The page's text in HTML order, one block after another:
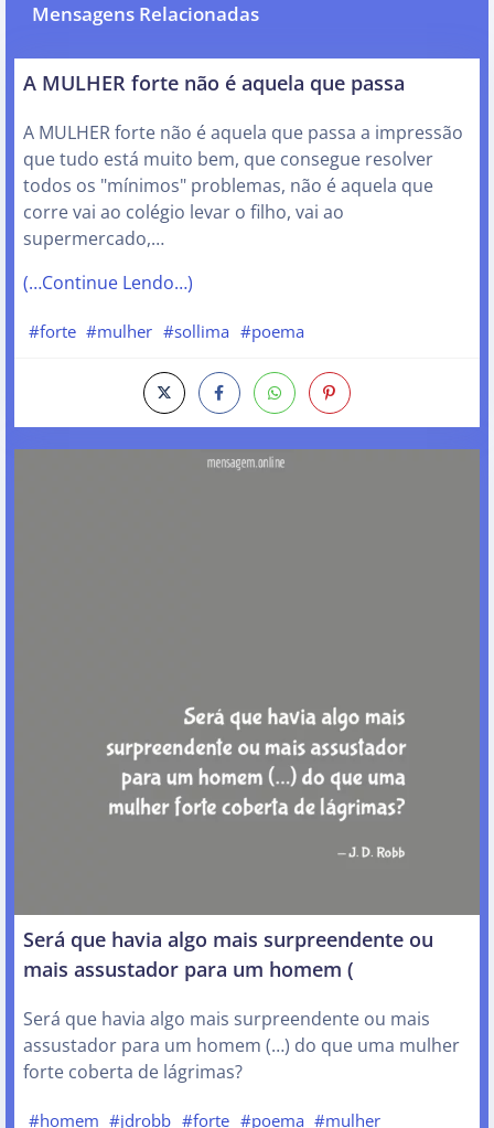
Mensagens Relacionadas
A MULHER forte não é aquela que passa
A MULHER forte não é aquela que passa a impressão
que tudo está muito bem, que consegue resolver
todos os "mínimos" problemas, não é aquela que
corre vai ao colégio levar o filho, vai ao
supermercado,…
(…Continue Lendo…)
#forte #mulher #sollima #poema
Será que havia algo mais surpreendente ou
mais assustador para um homem (
Será que havia algo mais surpreendente ou mais
assustador para um homem (…) do que uma mulher
forte coberta de lágrimas?
#homem #jdrobb #forte #poema #mulher